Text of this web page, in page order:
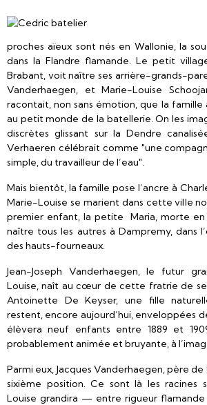
proches aïeux sont nés en Wallonie, la
dans la Flandre flamande. Le petit
Brabant, voit naître ses arrière-grands-
Vanderhaegen, et Marie-Louise
racontait, non sans émotion, que la famille
au petit monde de la batellerie. On les
discrètes glissant sur la Dendre
Verhaeren célébrait comme "une
simple, du travailleur de l’eau".
Mais bientôt, la famille pose l’ancre à
Marie-Louise se marient dans cette ville
premier enfant, la petite Maria, morte en
naître tous les autres à Dampremy, dans
des hauts-fourneaux.
Jean-Joseph Vanderhaegen, le futur
Louise, naît au cœur de cette fratrie de
Antoinette De Keyser, une fille
restent, encore aujourd’hui, enveloppées
élèvera neuf enfants entre 1889 et
probablement animée et bruyante, à
Parmi eux, Jacques Vanderhaegen, père
sixième position. Ce sont là les racines
Louise grandira — entre rigueur